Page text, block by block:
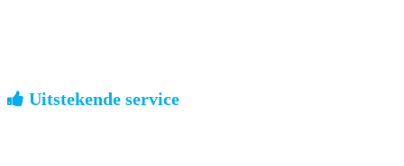
Uitstekende service